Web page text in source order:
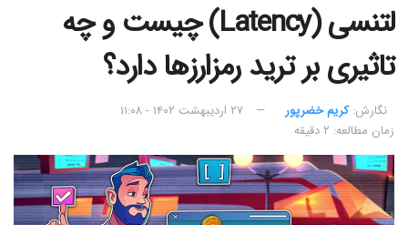
لتنسی (Latency) چیست و چه
تاثیری بر ترید رمزارزها دارد؟
نگارش:‌ کریم خضرپور
۲۷ اردیبهشت ۱۴۰۲ - ۱۱:۰۸
زمان مطالعه: ۲ دقیقه